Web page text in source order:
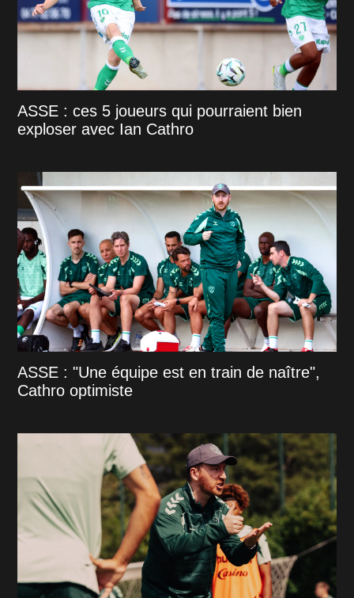
ASSE : ces 5 joueurs qui pourraient bien
exploser avec Ian Cathro
ASSE : "Une équipe est en train de naître",
Cathro optimiste